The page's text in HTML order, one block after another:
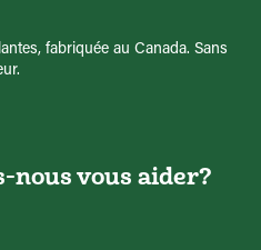
fabriquée au Canada. Sans
nous vous aider?